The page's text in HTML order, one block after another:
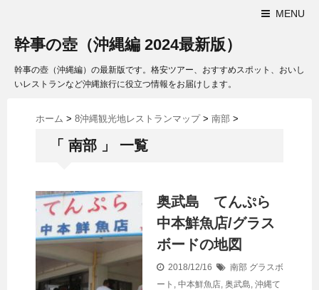
MENU
幹事の壺（沖縄編 2024最新版）
幹事の壺（沖縄編）の最新版です。格安ツアー、おすすめスポット、おいし
いレストランなど沖縄旅行に役立つ情報をお届けします。
ホーム > 8沖縄観光地レストランマップ > 南部 >
「 南部 」 一覧
奥武島 てんぷら
中本鮮魚店/グラス
ボードの地図
2018/12/16 南部 グラスボ
ート , 中本鮮魚店, 奥武島, 沖縄て